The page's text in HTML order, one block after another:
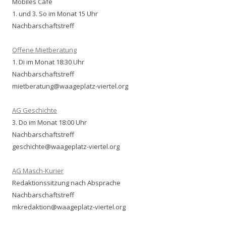
1. und 3. So im Monat 15 Uhr
Nachbarschaftstreff
Offene Mietberatung
1. Di im Monat 18:30 Uhr
Nachbarschaftstreff
mietberatung@waageplatz-viertel.org
AG Geschichte
3. Do im Monat 18:00 Uhr
Nachbarschaftstreff
geschichte@waageplatz-viertel.org
AG Masch-Kurier
Redaktionssitzung nach Absprache
Nachbarschaftstreff
mkredaktion@waageplatz-viertel.org